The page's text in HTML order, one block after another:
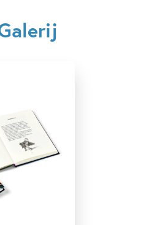
Actie & avontuur
Vivian den Hollander